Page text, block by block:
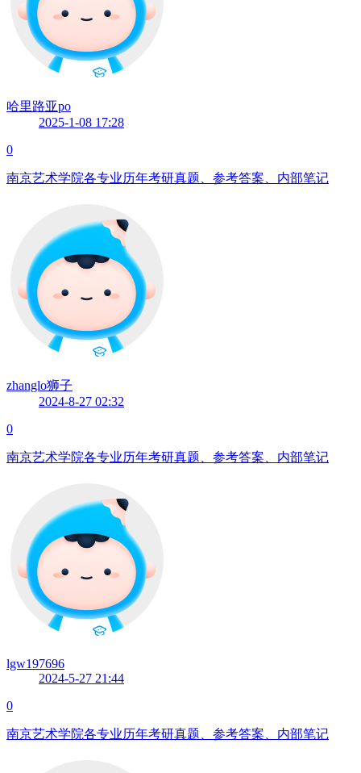
哈里路亚po
2025-1-08 17:28
0
南京艺术学院各专业历年考研真题、参考答案、内部笔记
zhanglo狮子
2024-8-27 02:32
0
南京艺术学院各专业历年考研真题、参考答案、内部笔记
lgw197696
2024-5-27 21:44
0
南京艺术学院各专业历年考研真题、参考答案、内部笔记